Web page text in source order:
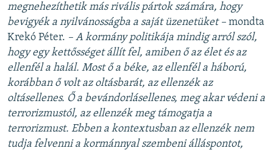
megnehezíthetik más rivális pártok számára, hogy
bevigyék a nyilvánosságba a saját üzenetüket – mondta
Krekó Péter. – A kormány politikája mindig arról szól,
hogy egy kettősséget állít fel, amiben ő az élet és az
ellenfél a halál. Most ő a béke, az ellenfél a háború,
korábban ő volt az oltásbarát, az ellenzék az
oltásellenes. Ő a bevándorlásellenes, meg akar védeni a
terrorizmustól, az ellenzék meg támogatja a
terrorizmust. Ebben a kontextusban az ellenzék nem
tudja felvenni a kormánnyal szembeni álláspontot,